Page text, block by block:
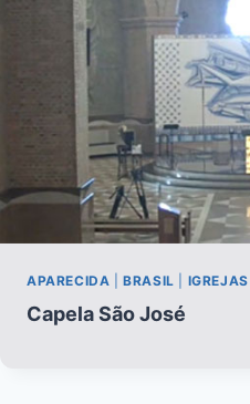
APARECIDA |BRASIL IGREJAS
Capela São José